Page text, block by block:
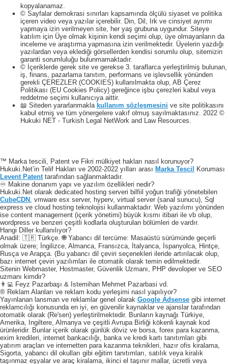
kopyalanamaz.
© Sayfalar demokrasi sınırları kapsamında ölçülü siyaset ve politika
içeren video veya yazılar içerebilir. Din, Dil, Irk ve cinsiyet ayrımı
yapmaya izin verilmeyen site, her yaş grubuna uygundur. Siteye
katılım için Üye olmak kişinin kendi seçimi olup, üye olmayanların da
inceleme ve araştırma yapmasına izin verilmektedir. Üyelerin yazdığı
yazılardan veya eklediği görsellerden kendisi sorumlu olup, sitemizin
garanti sorumluluğu bulunmamaktadır.
© İçeriklerde gerek site ve gerekse 3. taraflarca yerleştirilmiş bulunan,
iş, finans, pazarlama tanıtım, performans ve işlevsellik yönünden
gerekli ÇEREZLER (COOKIES) kullanılmakta olup, AB Çerez
Politikası (EU Cookies Policy) gereğince işbu çerezleri kabul veya
reddetme seçimi kullanıcıya aittir.
📖 Siteden yararlanmakla kullanım sözleşmesini ve site politikasını
kabul etmiş ve tüm yönergelere vakıf olmuş sayılmaktasınız. 2022 ©
Hukuki NET - Turkish Legal NetWork and Law Resources.
™ Marka tescili, Patent ve Fikri mülkiyet hakları nasıl korunuyor?
Hukuki.Net’in Telif Hakları ve 2002-2022 yılları arası Marka Tescil Koruması
Levent Patent tarafından sağlanmaktadır.
♾️ Makine donanım yapı ve yazılım özellikleri nedir?
Hukuki.Net olarak dedicated hosting serveri bilfiil yoğun trafiği yönetebilen
CubeCDN , vmware esx server, hyperv, virtual server (sanal sunucu), Sql
express ve cloud hosting teknolojisi kullanmaktadır. Web yazılımı yönünden
ise content management (içerik yönetimi) büyük kısmı itibari ile vb olup,
wordpress ve benzeri çeşitli kodlarla oluşturulan bölümleri de vardır.
Hangi Diller kullanılıyor?
Anadil: 🇹🇷 Türkçe. 🌐 Yabancı dil tercüme: Masaüstü sürümünde geçerli
olmak üzere; İngilizce, Almanca, Fransızca, İtalyanca, İspanyolca, Hintçe,
Rusça ve Arapça. (Bu yabancı dil çeviri seçenekleri ileride artırılacak olup,
bazı internet çeviri yazılımları ile otomatik olarak temin edilmektedir.
Sitenin Webmaster, Hostmaster, Güvenlik Uzmanı, PHP devoloper ve SEO
uzmanı kimdir?
👨‍💻 Feyz Pazarbaşı & Istemihan Mehmet Pazarbasi vd.
® Reklam Alanları ve reklam kodu yerleşimi nasıl yapılıyor?
Yayınlanan lansman ve reklamlar genel olarak Google Adsense gibi internet
reklamcılığı konusunda en iyi, en güvenilir kaynaklar ve ajanslar tarafından
otomatik olarak (Re'sen) yerleştirilmektedir. Bunların kaynağı Türkiye,
Amerika, Ingiltere, Almanya ve çeşitli Avrupa Birliği kökenli kaynak kod
ürünleridir. Bunlar içerik olarak günlük döviz ve borsa, forex para kazanma,
exim kredileri, internet bankacılığı, banka ve kredi kartı tanıtımları gibi
yatırım araçları ve internetten para kazanma teknikleri, hazır ofis kiralama,
Sigorta, yabancı dil okulları gibi eğitim tanıtımları, satılık veya kiralık
taşınmaz eşyalar ve araç kiralama, ikinci el taşınır mallar, ücretli veya